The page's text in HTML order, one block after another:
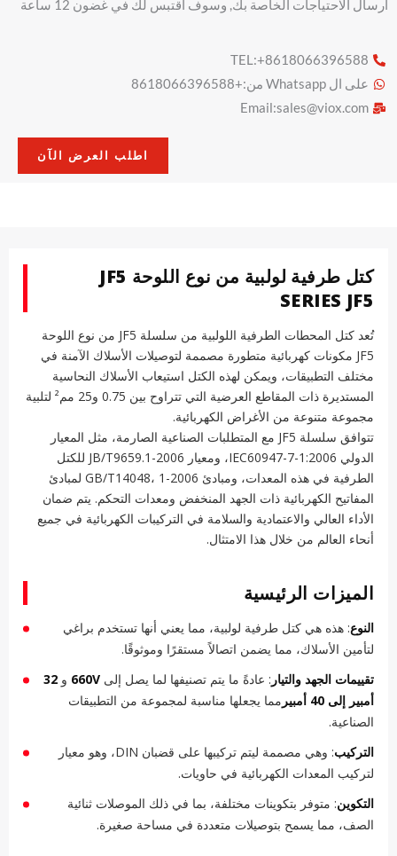
ارسال الاحتياجات الخاصة بك, وسوف اقتبس لك في غضون 12 ساعة
TEL:+8618066396588
على ال Whatsapp من:+8618066396588
Email:sales@viox.com
اطلب العرض الآن
كتل طرفية لولبية من نوع اللوحة JF5
SERIES JF5
تُعد كتل المحطات الطرفية اللولبية من سلسلة JF5 من نوع اللوحة
JF5 مكونات كهربائية متطورة مصممة لتوصيلات الأسلاك الآمنة في
مختلف التطبيقات، ويمكن لهذه الكتل استيعاب الأسلاك النحاسية
المستديرة ذات المقاطع العرضية التي تتراوح بين 0.75 و25 مم² لتلبية
مجموعة متنوعة من الأغراض الكهربائية.
تتوافق سلسلة JF5 مع المتطلبات الصناعية الصارمة، مثل المعيار
الدولي IEC60947-7-1:2006، ومعيار JB/T9659.1-2006 للكتل
الطرفية في هذه المعدات، ومبادئ GB/T14048، 1-2006 لمبادئ
المفاتيح الكهربائية ذات الجهد المنخفض ومعدات التحكم. يتم ضمان
الأداء العالي والاعتمادية والسلامة في التركيبات الكهربائية في جميع
أنحاء العالم من خلال هذا الامتثال.
الميزات الرئيسية
النوع: هذه هي كتل طرفية لولبية، مما يعني أنها تستخدم براغي
لتأمين الأسلاك، مما يضمن اتصالاً مستقرًا وموثوقًا.
تقييمات الجهد والتيار : عادةً ما يتم تصنيفها لما يصل إلى 660V و 32
أمبير إلى 40 أمبير
مما يجعلها مناسبة لمجموعة من التطبيقات
الصناعية.
التركيب
: وهي مصممة ليتم تركيبها على قضبان DIN، وهو معيار
لتركيب المعدات الكهربائية في حاويات.
التكوين: متوفر بتكوينات مختلفة، بما في ذلك الموصلات ثنائية
الصف، مما يسمح بتوصيلات متعددة في مساحة صغيرة.